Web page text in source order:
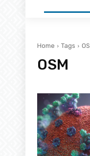
Home Tags
OSM